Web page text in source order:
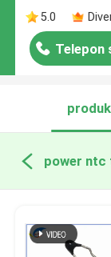
5.0
Telepon
produk